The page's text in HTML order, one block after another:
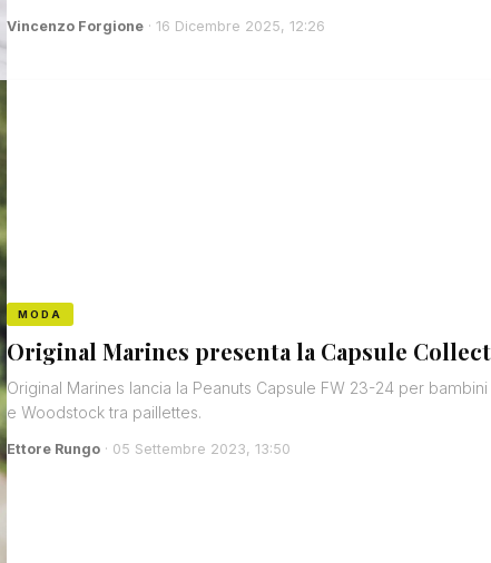
Vincenzo Forgione · 16 Dicembre 2025, 12:26
MODA
Original Marines presenta la Capsule
Original Marines lancia la Peanuts Capsule FW 23-24 per
e Woodstock tra paillettes.
Ettore Rungo · 05 Settembre 2023, 13:50